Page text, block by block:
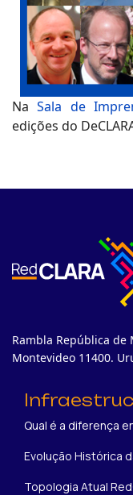
NaSala de
edições do
Rambla República de
Montevideo 11400.
Qual é a diferença
Evolução Histórica
Topologia Atual